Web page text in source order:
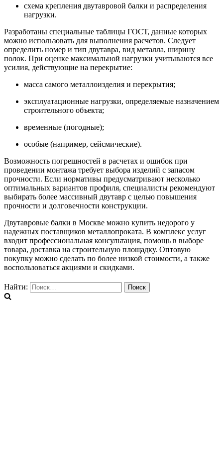
схема крепления двутавровой балки и распределения
нагрузки.
Разработаны специальные таблицы ГОСТ, данные которых
можно использовать для выполнения расчетов. Следует
определить номер и тип двутавра, вид металла, ширину
полок. При оценке максимальной нагрузки учитываются все
усилия, действующие на перекрытие:
масса самого металлоизделия и перекрытия;
эксплуатационные нагрузки, определяемые назначением
строительного объекта;
временные (погодные);
особые (например, сейсмические).
Возможность погрешностей в расчетах и ошибок при
проведении монтажа требует выбора изделий с запасом
прочности. Если нормативы предусматривают несколько
оптимальных вариантов профиля, специалисты рекомендуют
выбирать более массивный двутавр с целью повышения
прочности и долговечности конструкции.
Двутавровые балки в Москве можно купить недорого у
надежных поставщиков металлопроката. В комплекс услуг
входит профессиональная консультация, помощь в выборе
товара, доставка на строительную площадку. Оптовую
покупку можно сделать по более низкой стоимости, а также
воспользоваться акциями и скидками.
Найти: